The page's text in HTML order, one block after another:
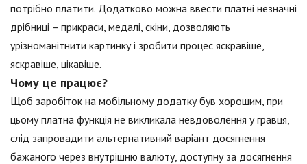
потрібно платити. Додатково можна ввести платні незначні
дрібниці – прикраси, медалі, скіни, дозволяють
урізноманітнити картинку і зробити процес яскравіше,
яскравіше, цікавіше.
Чому це працює?
Щоб заробіток на мобільному додатку був хорошим, при
цьому платна функція не викликала невдоволення у гравця,
слід запровадити альтернативний варіант досягнення
бажаного через внутрішню валюту, доступну за досягнення